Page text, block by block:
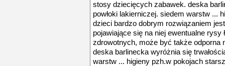
stosy dziecięcych zabawek. deska
powłoki lakierniczej. siedem warstw ...
dzieci bardzo dobrym rozwiązaniem
pojawiające się na niej ewentualne
zdrowotnych, może być także odporna
deska barlinecka wyróżnia się
warstw ... higieny pzh.w pokojach